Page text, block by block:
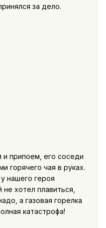
за дело.
припоем, его соседи
горячего чая в руках.
нашего героя
хотел плавиться,
а газовая горелка
катастрофа!